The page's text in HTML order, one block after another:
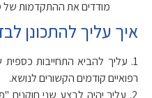
מודדים את ההתקדמות של
איך עליך להתכונן
1. עליך להביא התחייבות
רפואיים קודמים הקשורים לנושא.
2. עליך יהיה לבצע שני